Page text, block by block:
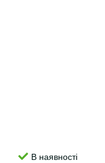
В наявності